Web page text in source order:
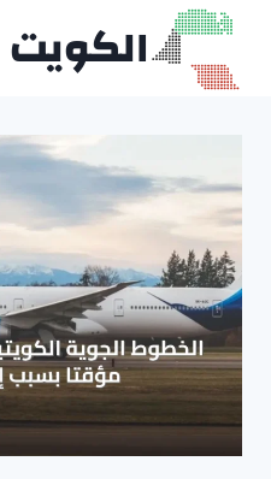
التجاوز
المحتوى
الكويت